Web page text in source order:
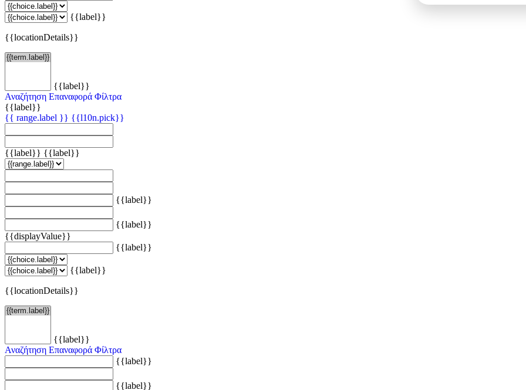
{{label}}
{{locationDetails}}
{{label}}
Αναζήτηση Επαναφορά Φίλτρα
{{label}}
{{ range.label }} {{l10n.pick}}
{{label}} {{label}}
{{label}}
{{label}}
{{displayValue}}
{{label}}
{{label}}
{{locationDetails}}
{{label}}
Αναζήτηση Επαναφορά Φίλτρα
{{label}}
{{label}}